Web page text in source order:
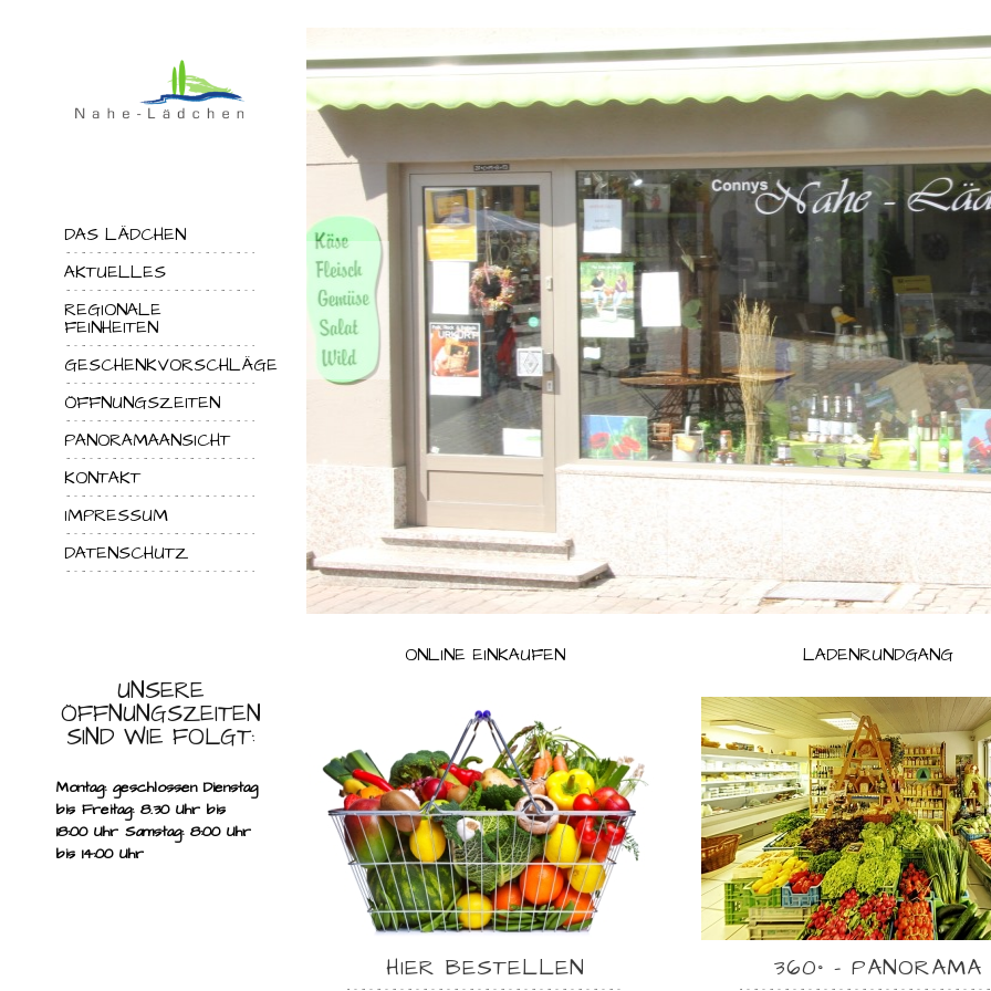
DAS LÄDCHEN
AKTUELLES
REGIONALE
FEINHEITEN
GESCHENKVORSCHLÄGE
ÖFFNUNGSZEITEN
PANORAMAANSICHT
KONTAKT
IMPRESSUM
DATENSCHUTZ
und wir bestücken Ihnen die in Connys Nahelädchen. Treten sie ein und sehen sich um, was die heimische Region Gutes zu
BEZIEHUNGSKISTE
UNSERE
ÖFFNUNGSZEITEN
SIND WIE FOLGT:
Montag: geschlossen Dienstag
bis Freitag: 8.30 Uhr bis
18:00 Uhr Samstag: 8:00 Uhr
bis 14:00 Uhr
ONLINE EINKAUFEN
HIER BESTELLEN
LADENRUNDGANG
360° – PANORAMA